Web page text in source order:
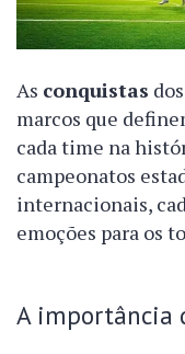
As conquistas
marcos que
cada time na
campeonatos
internacionais,
emoções para os
A importância